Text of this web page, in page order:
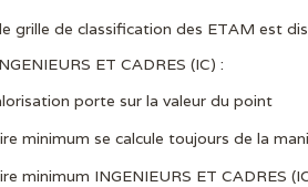
grille de classification des ETAM est
ET CADRES (IC) :
porte sur la valeur du point
minimum se calcule toujours de la
minimum INGENIEURS ET CADRES